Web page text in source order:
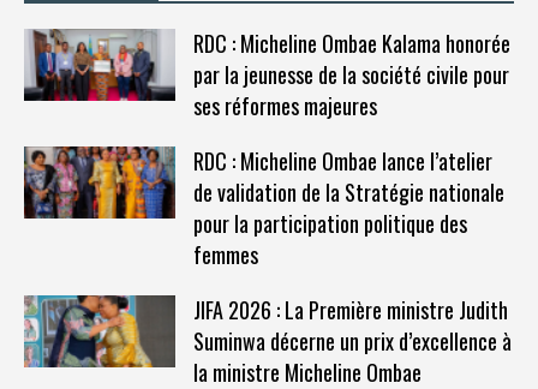
RDC : Micheline Ombae Kalama honorée
par la jeunesse de la société civile pour
ses réformes majeures
RDC : Micheline Ombae lance l’atelier
de validation de la Stratégie nationale
pour la participation politique des
femmes
JIFA 2026 : La Première ministre Judith
Suminwa décerne un prix d’excellence à
la ministre Micheline Ombae